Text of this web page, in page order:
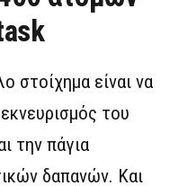
στοίχημα είναι να
του
την πάγια
δαπανών. Και